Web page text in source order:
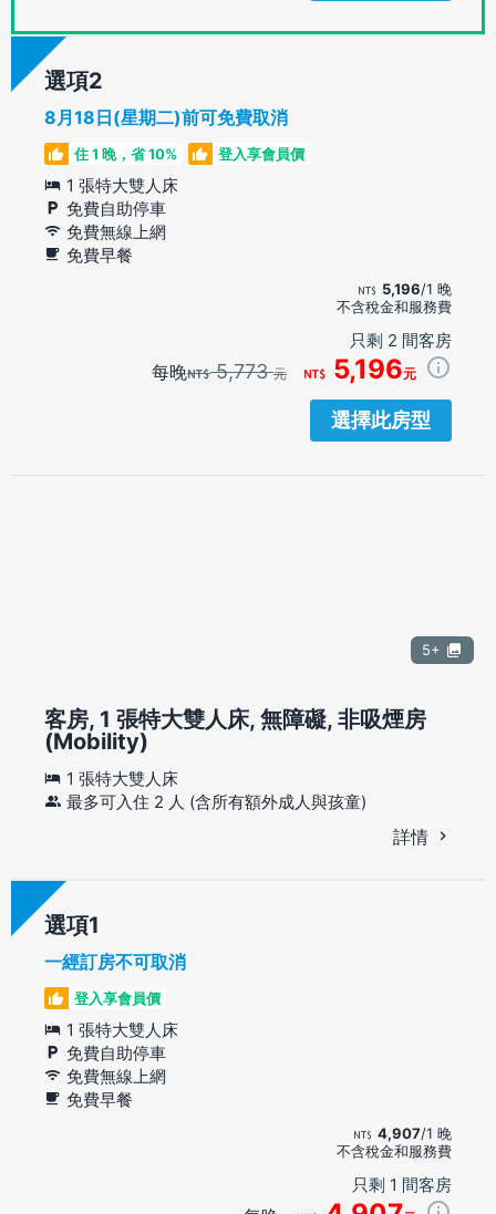
選項
8月18日(星期二)前可免費取消
住 1 晚，省 10% 登入享會員價
1 張特大雙人床
免費自助停車
免費無線上網
免費早餐
5,196/1 晚
不含稅金和服務費
只剩 2 間客房
每晚 5,773元 5,196元
選擇此房型
5+
客房, 1 張特大雙人床, 無障礙, 非吸煙房
(Mobility)
1 張特大雙人床
最多可入住 2 人 (含所有額外成人與孩童)
詳情
選項
一經訂房不可取消
登入享會員價
1 張特大雙人床
免費自助停車
免費無線上網
免費早餐
4,907/1 晚
不含稅金和服務費
只剩 1 間客房